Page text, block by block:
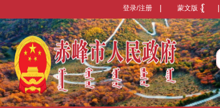
蒙文版
登录/注册